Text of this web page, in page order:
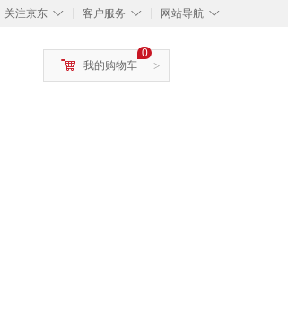
◇
关注京东 ◇
客户服务 ◇
网站导航
>
0
我的购物车